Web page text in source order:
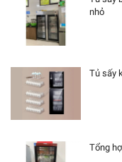
nhỏ
Tủ sấy
Tổng